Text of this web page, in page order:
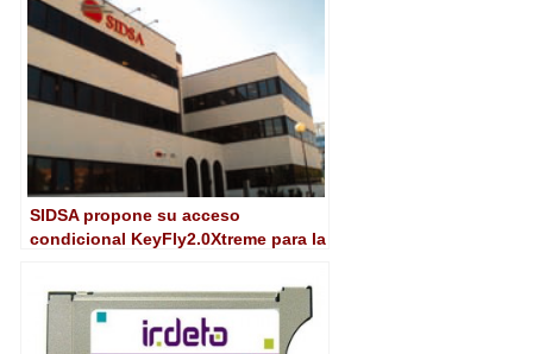
SIDSA propone su acceso
condicional KeyFly2.0Xtreme para la